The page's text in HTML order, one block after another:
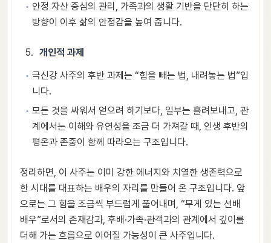
안정 자산 중심의 관리, 가족과의 생활 기반을 단단히 하는
방향이 이후 삶의 안정감을 높여 줍니다.
개인적 과제
극신강 사주의 후반 과제는 “힘을 빼는 법, 내려놓는 법”입
니다.
모든 것을 싸워서 얻으려 하기보다, 일부는 흘려보내고, 관
계에서는 이해와 유연성을 조금 더 가져갈 때, 인생 후반의
평온과 존중이 함께 따라오는 구조입니다.
정리하면, 이 사주는 이미 강한 에너지와 치열한 생존력으로
한 시대를 대표하는 배우의 자리를 만들어 온 구조입니다. 앞
으로는 그 힘을 조금씩 부드럽게 풀어내며, “무게 있는 선배
배우”로서의 존재감과, 후배·가족·관객과의 관계에서 깊이를
더해 가는 흐름으로 이어질 가능성이 큰 사주입니다.